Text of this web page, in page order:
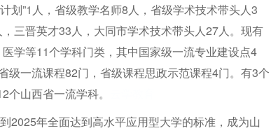
划”1人，省级教学名师8人，省级学术技术带头人3
三晋英才33人，大同市学术技术带头人27人。现有
学等11个学科门类，其中国家级一流专业建设点4
一流课程82门，省级课程思政示范课程4门。有3个
山西省一流学科。
年全面达到高水平应用型大学的标准，成为山